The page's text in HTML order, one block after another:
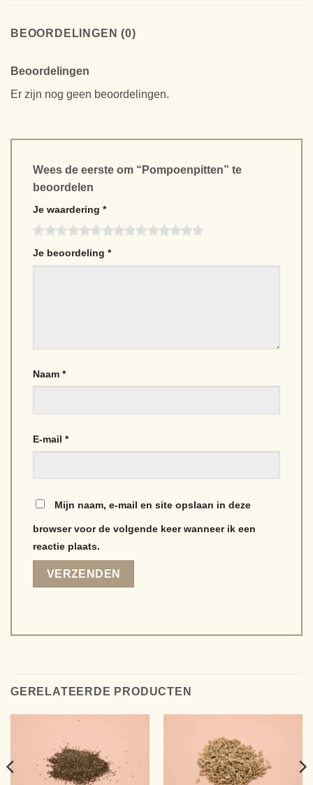
BEOORDELINGEN (0)
Beoordelingen
Er zijn nog geen beoordelingen.
Wees de eerste om “Pompoenpitten” te
beoordelen
Je waardering *
Je beoordeling *
Naam *
E-mail *
Mijn naam, e-mail en site opslaan in deze
browser voor de volgende keer wanneer ik een
reactie plaats.
GERELATEERDE PRODUCTEN